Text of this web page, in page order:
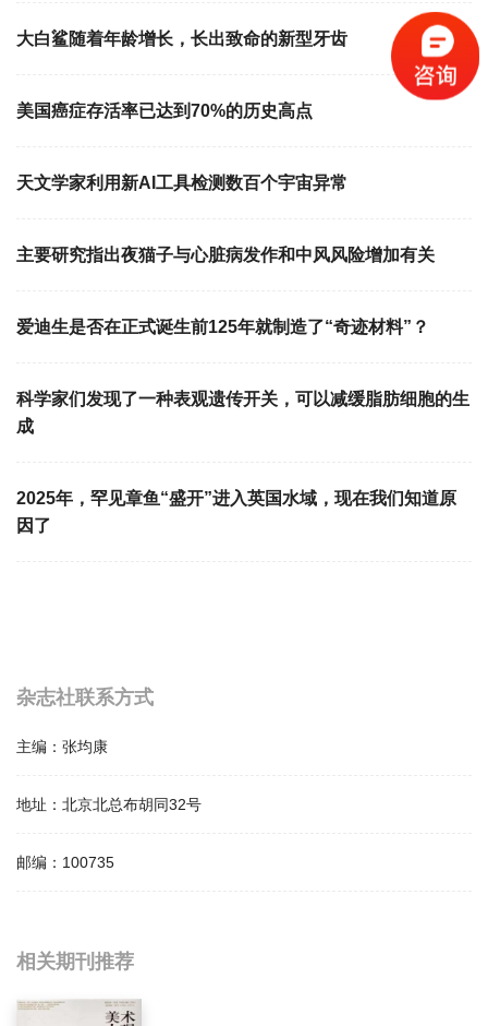
大白鲨随着年龄增长，长出致命的新型牙齿
美国癌症存活率已达到70%的历史高点
天文学家利用新AI工具检测数百个宇宙异常
主要研究指出夜猫子与心脏病发作和中风风险增加有关
爱迪生是否在正式诞生前125年就制造了“奇迹材料”？
科学家们发现了一种表观遗传开关，可以减缓脂肪细胞的生
成
2025年，罕见章鱼“盛开”进入英国水域，现在我们知道原
因了
杂志社联系方式
主编： 张均康
地址： 北京北总布胡同32号
邮编： 100735
相关提问
荣宝斋影响因子是多少？
相关期刊推荐